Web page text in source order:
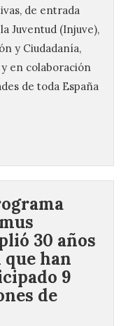
de entrada
Juventud (Injuve),
y Ciudadanía,
en colaboración
de toda España
30 años
que han
9
de